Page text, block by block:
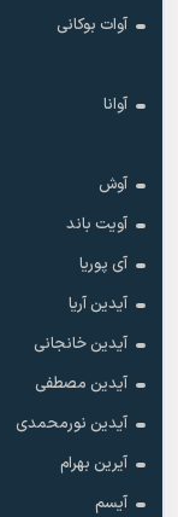
آوات بوکانی
آوانا
آوش
آویت باند
آی پوریا
آیدین آریا
آیدین خانجانی
آیدین مصطفی
آیدین نورمحمدی
آیرین بهرام
آیسم